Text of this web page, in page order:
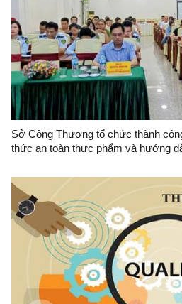
Sở Công Thương tổ chức thành
thức an toàn thực phẩm và hướng